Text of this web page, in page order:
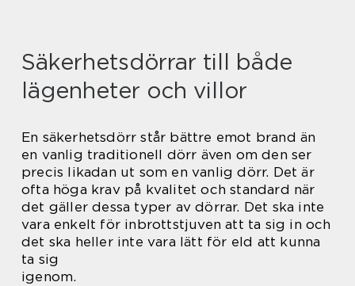
Säkerhetsdörrar till både
lägenheter och villor
En säkerhetsdörr står bättre emot brand än
en vanlig traditionell dörr även om den ser
precis likadan ut som en vanlig dörr. Det är
ofta höga krav på kvalitet och standard när
det gäller dessa typer av dörrar. Det ska inte
vara enkelt för inbrottstjuven att ta sig in och
det ska heller inte vara lätt för eld att kunna
ta sig
igenom.